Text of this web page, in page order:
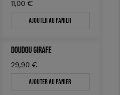
11,00 €
Ajouter au panier
DOUDOU GIRAFE
29,90 €
Ajouter au panier